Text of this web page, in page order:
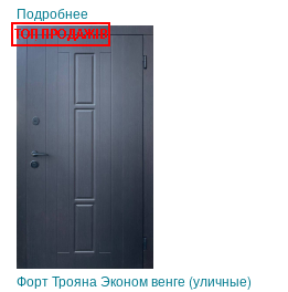
Подробнее
Форт Трояна Эконом венге (уличные)